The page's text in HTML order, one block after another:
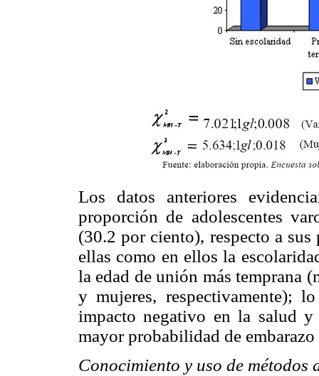
Los datos anteriores
proporción de adolescentes
(30.2 por ciento), respecto a
ellas como en ellos la
la edad de unión más temprana
y mujeres, respectivamente);
impacto negativo en la salud
mayor probabilidad de
Conocimiento y uso de métodos